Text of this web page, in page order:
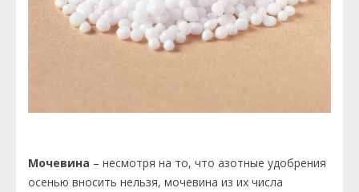
Мочевина – несмотря на то, что азотные удобрения
осенью вносить нельзя, мочевина из их числа